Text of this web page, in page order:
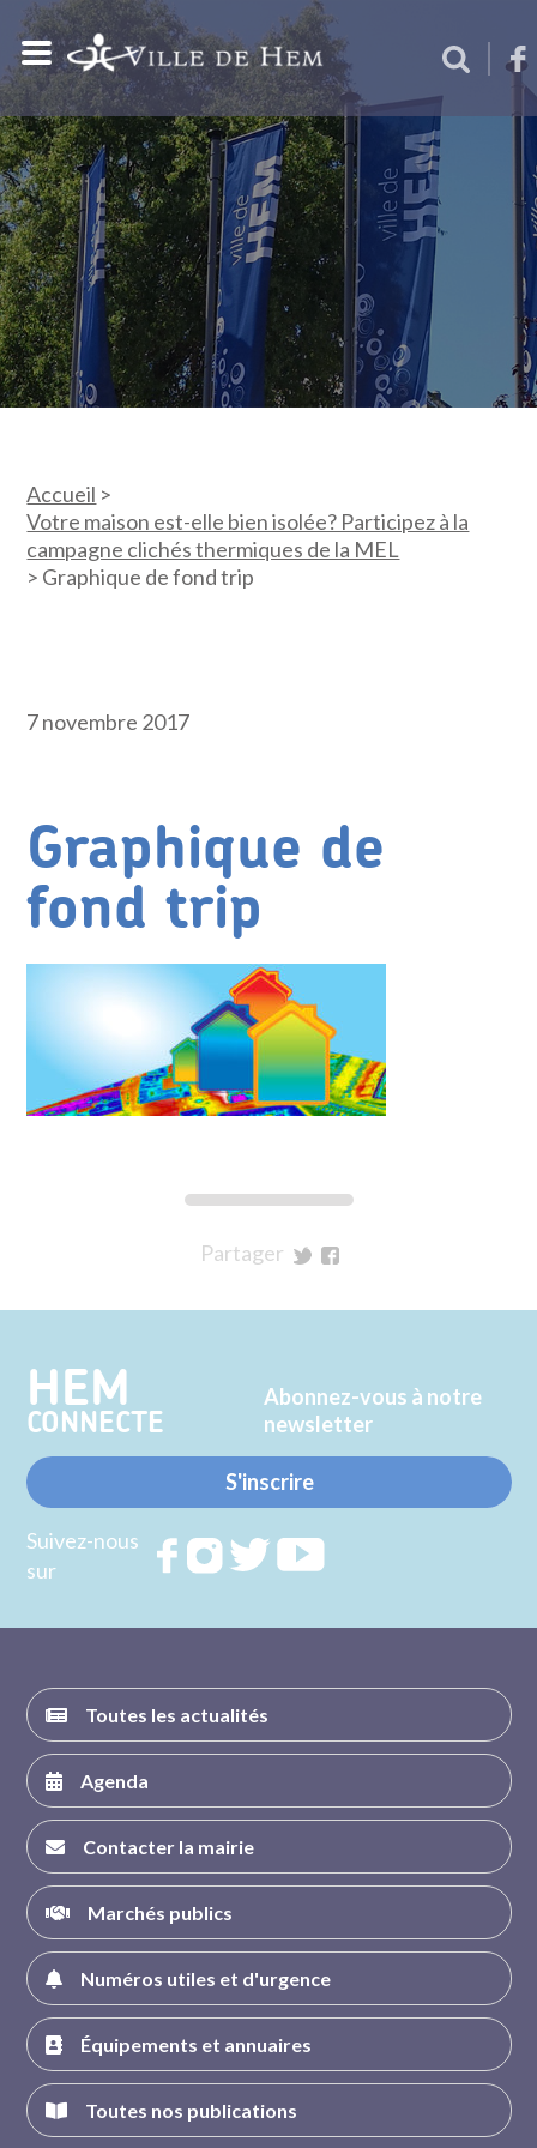
Accueil >
Votre maison est-elle bien isolée? Participez à la
campagne clichés thermiques de la MEL
> Graphique de fond trip
7 novembre 2017
Graphique de
fond trip
Partager
Twitter
Facebook
HEM
CONNECTE
Abonnez-vous à notre
newsletter
S'inscrire
Suivez-nous
sur
RejoignezRejoignezRejoignez
Toutes les actualités
Agenda
Contacter la mairie
Marchés publics
Numéros utiles et d'urgence
Équipements et annuaires
Toutes nos publications